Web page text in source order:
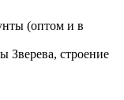
(оптом и в
Зверева, строение